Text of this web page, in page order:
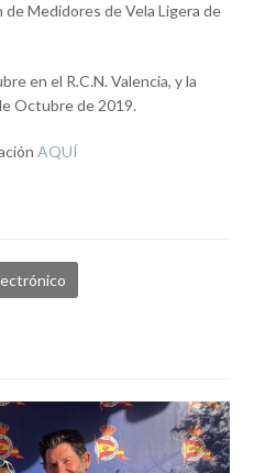
Medidores de Vela Ligera de
en el R.C.N. Valencia, y la
Octubre de 2019.
AQUÍ